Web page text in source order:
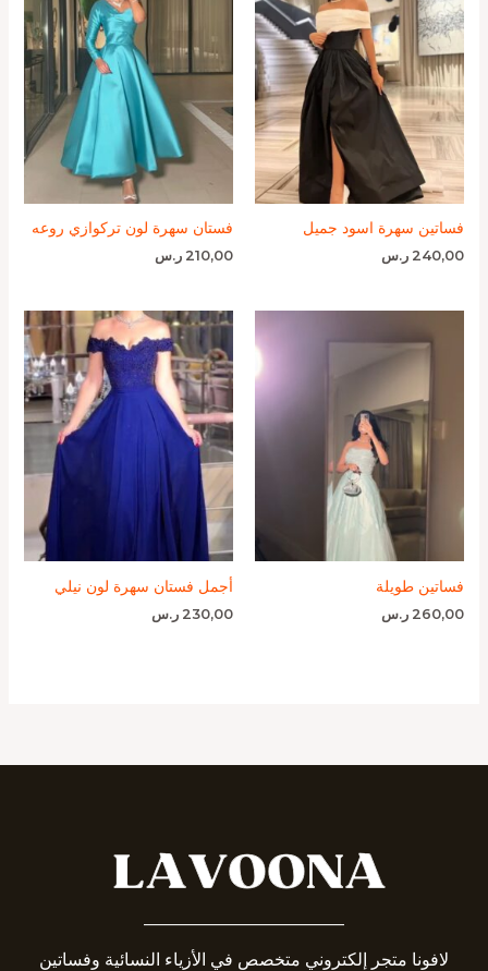
فساتين سهرة اسود جميل
240,00 ر.س
فستان سهرة لون تركوازي روعه
210,00 ر.س
فساتين طويلة
260,00 ر.س
أجمل فستان سهرة لون نيلي
230,00 ر.س
لافونا متجر إلكتروني متخصص في الأزياء النسائية وفساتين